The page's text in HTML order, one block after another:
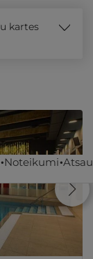
Noteikumi
kartes